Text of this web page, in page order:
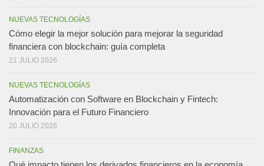
NUEVAS TECNOLOGÍAS
Cómo elegir la mejor solución para mejorar la seguridad
financiera con blockchain: guía completa
21 JULIO 2026
NUEVAS TECNOLOGÍAS
Automatización con Software en Blockchain y Fintech:
Innovación para el Futuro Financiero
20 JULIO 2026
FINANZAS